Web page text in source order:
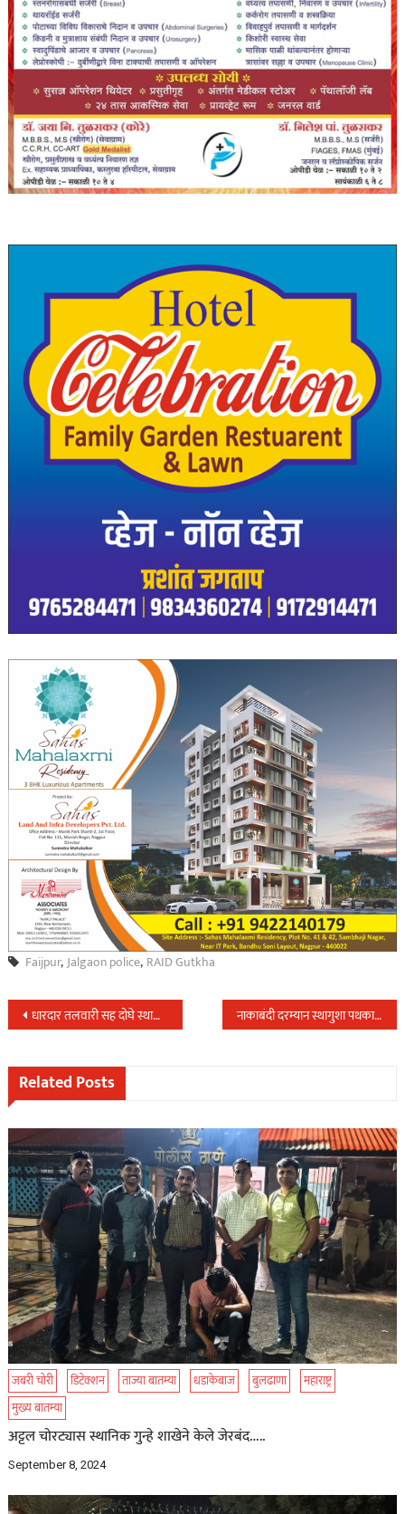
Faijpur, Jalgaon police, RAID Gutkha
Post
navigation
धारदार तलवारी सह दोघे स्थानिक गुन्हे शाखेच्या ताब्यात… नाकाबंदी दरम्यान स्थागुशा पथकाने देवळी पोलिस स्टेशन हद्दीत पकडला देशी विदेशी दारुचा साठा…
Related Posts
जबरी चोरी डिटेक्शन ताज्या बातम्या धडाकेबाज बुलढाणा
महाराष्ट्र
मुख्य बातम्या
अट्टल चोरट्यास स्थानिक गुन्हे शाखेने केले जेरबंद…..
September 8, 2024